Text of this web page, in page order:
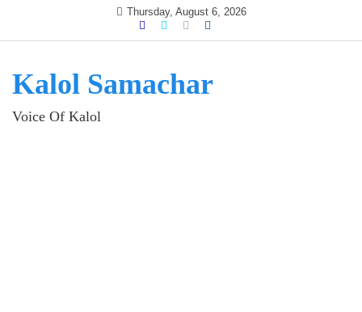
Thursday, August 6, 2026
Kalol Samachar
Voice Of Kalol